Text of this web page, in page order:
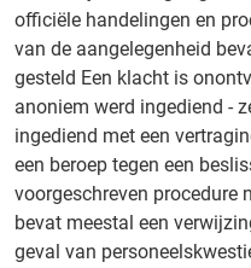
officiële handelingen en
van de aangelegenheid
gesteld Een klacht is
anoniem werd ingediend -
ingediend met een
een beroep tegen een
voorgeschreven procedure
bevat meestal een
geval van